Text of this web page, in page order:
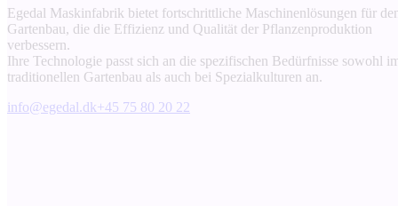
Egedal Maskinfabrik bietet fortschrittliche Maschinenlösungen für
Gartenbau, die die Effizienz und Qualität der Pflanzenproduktion
verbessern.
Ihre Technologie passt sich an die spezifischen Bedürfnisse sowohl
traditionellen Gartenbau als auch bei Spezialkulturen an.
info@egedal.dk+45 75 80 20 22